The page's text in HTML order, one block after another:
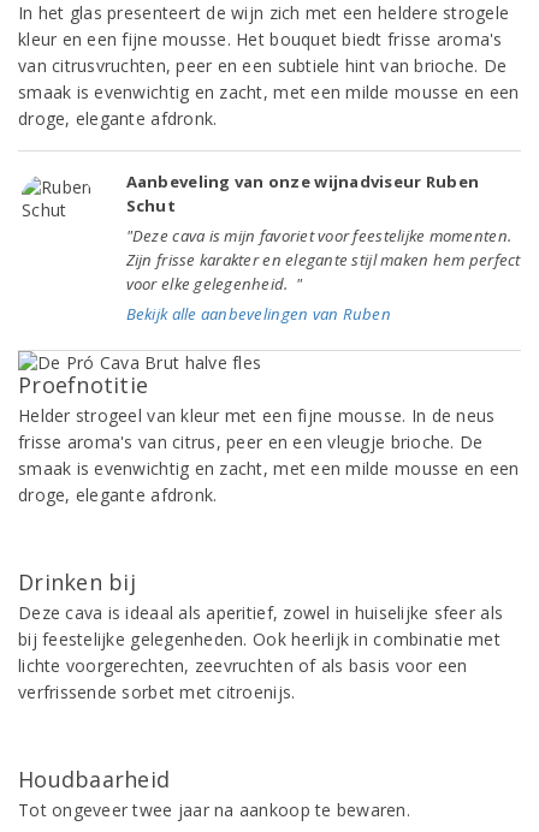
In het glas presenteert de wijn zich met een heldere strogele
kleur en een fijne mousse. Het bouquet biedt frisse aroma's
van citrusvruchten, peer en een subtiele hint van brioche. De
smaak is evenwichtig en zacht, met een milde mousse en een
droge, elegante afdronk.
Aanbeveling van onze wijnadviseur Ruben
Schut
"Deze cava is mijn favoriet voor feestelijke momenten.
Zijn frisse karakter en elegante stijl maken hem perfect
voor elke gelegenheid. "
Bekijk alle aanbevelingen van Ruben
Proefnotitie
Helder strogeel van kleur met een fijne mousse. In de neus
frisse aroma's van citrus, peer en een vleugje brioche. De
smaak is evenwichtig en zacht, met een milde mousse en een
droge, elegante afdronk.
Drinken bij
Deze cava is ideaal als aperitief, zowel in huiselijke sfeer als
bij feestelijke gelegenheden. Ook heerlijk in combinatie met
lichte voorgerechten, zeevruchten of als basis voor een
verfrissende sorbet met citroenijs.
Houdbaarheid
Tot ongeveer twee jaar na aankoop te bewaren.